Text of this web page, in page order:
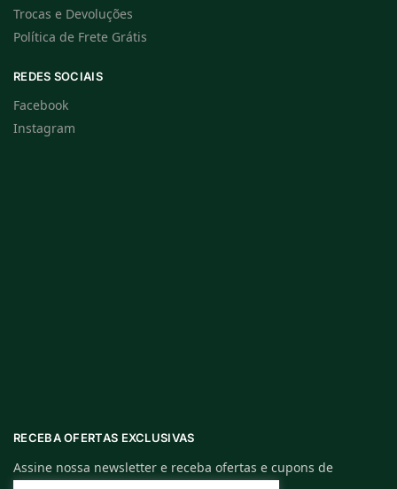
Trocas e Devoluções
Política de Frete Grátis
REDES SOCIAIS
Facebook
Instagram
RECEBA OFERTAS EXCLUSIVAS
Assine nossa newsletter e receba ofertas e cupons de
descontos exclusivos.